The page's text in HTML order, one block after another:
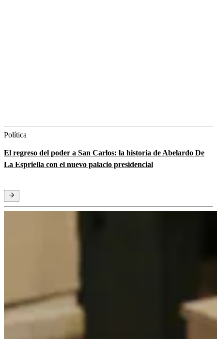
Política
El regreso del poder a San Carlos: la historia de Abelardo De
La Espriella con el nuevo palacio presidencial